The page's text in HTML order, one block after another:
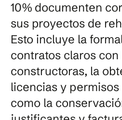
10% documenten
sus proyectos de
Esto incluye la
contratos claros con
constructoras, la
licencias y
como la